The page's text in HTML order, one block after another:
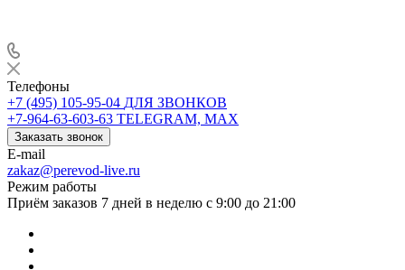
Телефоны
+7 (495) 105-95-04 ДЛЯ ЗВОНКОВ
+7-964-63-603-63 TELEGRAM, MAX
Заказать звонок
E-mail
zakaz@perevod-live.ru
Режим работы
Приём заказов 7 дней в неделю с 9:00 до 21:00